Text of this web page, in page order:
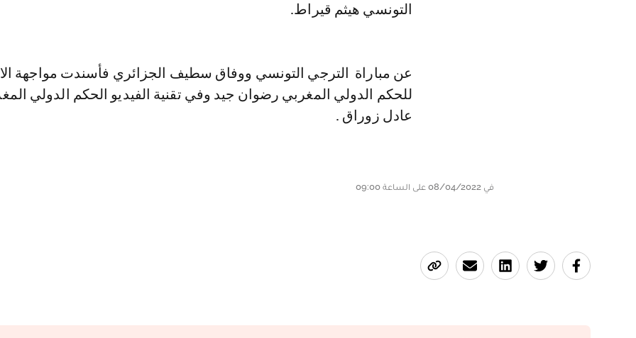
التونسي هيثم قيراط.
عن مباراة الترجي التونسي ووفاق سطيف الجزائري فأسندت مواجهة
للحكم الدولي المغربي رضوان جيد وفي تقنية الفيديو الحكم الدولي
عادل زوراق .
في 08/04/2022 على الساعة 09:00